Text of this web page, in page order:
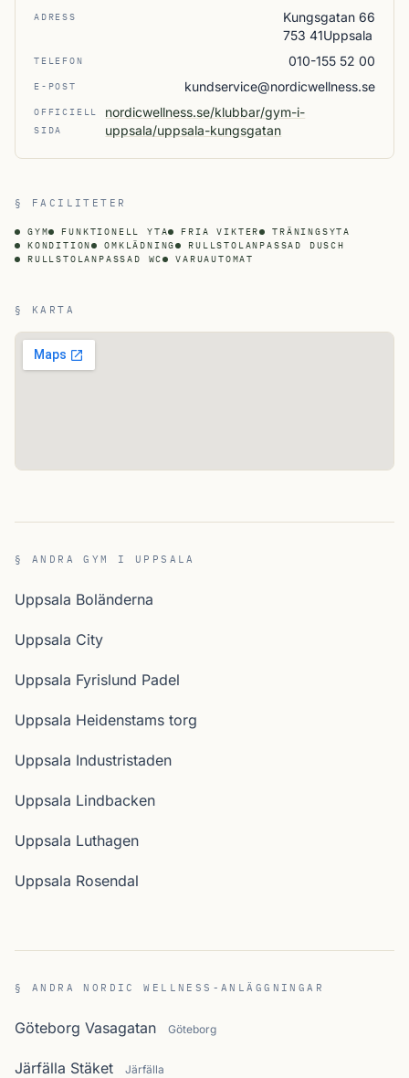
ADRESS
Kungsgatan 66
753 41Uppsala
TELEFON 010-155 52 00
E-POST kundservice@nordicwellness.se
OFFICIELL
SIDA
nordicwellness.se/klubbar/gym-i-
uppsala/uppsala-kungsgatan
§ FACILITETER
GYM FUNKTIONELL YTA FRIA VIKTER
TRÄNINGSYTA
KONDITION
OMKLÄDNING
RULLSTOLANPASSAD DUSCH
RULLSTOLANPASSAD WC
VARUAUTOMAT
§ KARTA
§ ANDRA GYM I UPPSALA
Uppsala Boländerna
Uppsala City
Uppsala Fyrislund Padel
Uppsala Heidenstams torg
Uppsala Industristaden
Uppsala Lindbacken
Uppsala Luthagen
Uppsala Rosendal
§ ANDRA NORDIC WELLNESS-ANLÄGGNINGAR
Göteborg Vasagatan Göteborg
Järfälla Stäket Järfälla